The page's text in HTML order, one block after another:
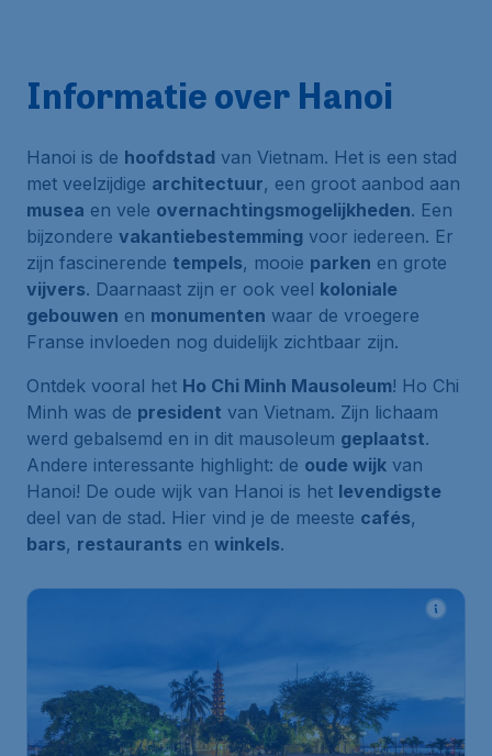
Informatie over Hanoi
Hanoi is de hoofdstad van Vietnam. Het is een stad
met veelzijdige architectuur, een groot aanbod aan
musea en vele overnachtingsmogelijkheden. Een
bijzondere vakantiebestemming voor iedereen. Er
zijn fascinerende tempels, mooie parken en grote
vijvers. Daarnaast zijn er ook veel koloniale
gebouwen en monumenten waar de vroegere
Franse invloeden nog duidelijk zichtbaar zijn.
Ontdek vooral het Ho Chi Minh Mausoleum! Ho Chi
Minh was de president van Vietnam. Zijn lichaam
werd gebalsemd en in dit mausoleum geplaatst.
Andere interessante highlight: de oude wijk van
Hanoi! De oude wijk van Hanoi is het levendigste
deel van de stad. Hier vind je de meeste cafés,
bars, restaurants en winkels.